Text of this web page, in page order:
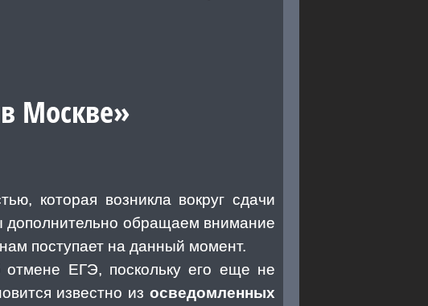
Москве»
которая возникла вокруг сдачи
дополнительно обращаем внимание
поступает на данный момент.
ЕГЭ, поскольку его еще не
известно из осведомленных